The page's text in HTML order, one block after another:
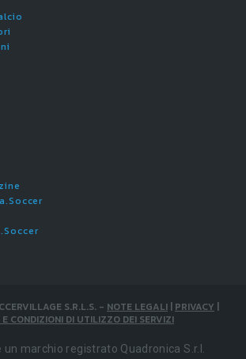
S.R.L.S. - NOTE LEGALI | PRIVACY |
E CONDIZIONI DI UTILIZZO DEI SERVIZI
un marchio registrato Quadronica S.r.l.